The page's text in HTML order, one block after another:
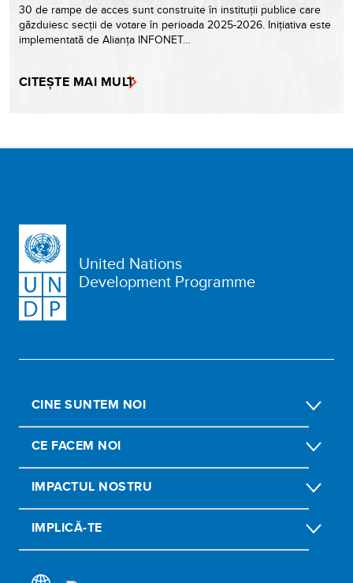
30 de rampe de acces sunt construite în instituții publice care
găzduiesc secții de votare în perioada 2025-2026. Inițiativa este
implementată de Alianța INFONET…
CITEȘTE MAI MULT
United Nations
Development Programme
CINE SUNTEM NOI
CE FACEM NOI
IMPACTUL NOSTRU
IMPLICĂ-TE